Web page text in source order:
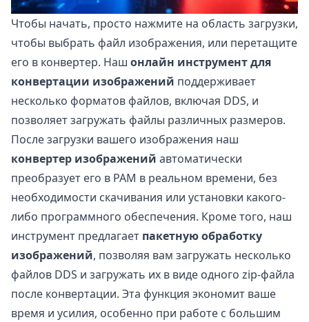
Чтобы начать, просто нажмите на область загрузки,
чтобы выбрать файл изображения, или перетащите
его в конвертер. Наш онлайн инструмент для
конвертации изображений поддерживает
несколько форматов файлов, включая DDS, и
позволяет загружать файлы различных размеров.
После загрузки вашего изображения наш
конвертер изображений автоматически
преобразует его в PAM в реальном времени, без
необходимости скачивания или установки какого-
либо программного обеспечения. Кроме того, наш
инструмент предлагает пакетную обработку
изображений, позволяя вам загружать несколько
файлов DDS и загружать их в виде одного zip-файла
после конвертации. Эта функция экономит ваше
время и усилия, особенно при работе с большим